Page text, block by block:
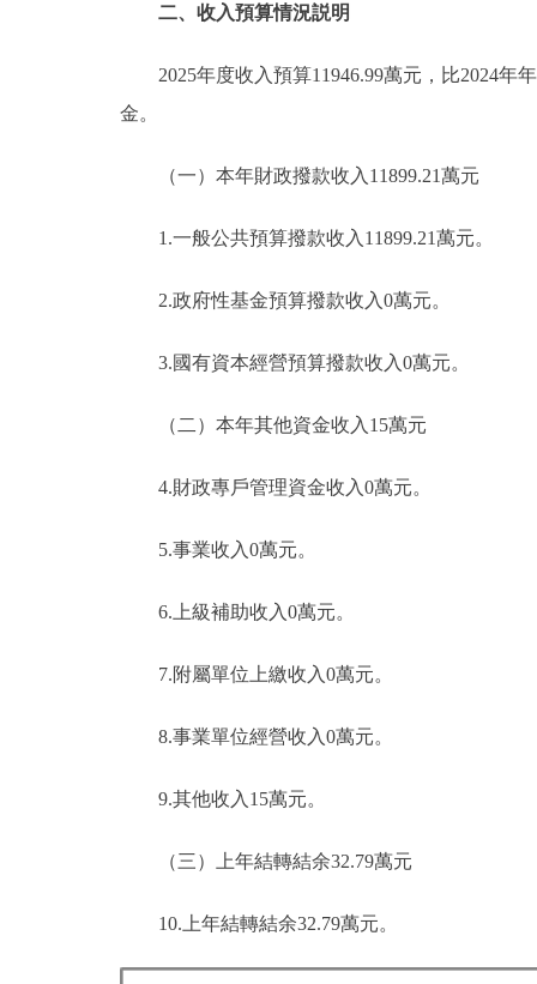
二、收入預算情況説明
2025年度收入預算11946.99萬元，比2024年年
金。
（一）本年財政撥款收入11899.21萬元
1.一般公共預算撥款收入11899.21萬元。
2.政府性基金預算撥款收入0萬元。
3.國有資本經營預算撥款收入0萬元。
（二）本年其他資金收入15萬元
4.財政專戶管理資金收入0萬元。
5.事業收入0萬元。
6.上級補助收入0萬元。
7.附屬單位上繳收入0萬元。
8.事業單位經營收入0萬元。
9.其他收入15萬元。
（三）上年結轉結余32.79萬元
10.上年結轉結余32.79萬元。